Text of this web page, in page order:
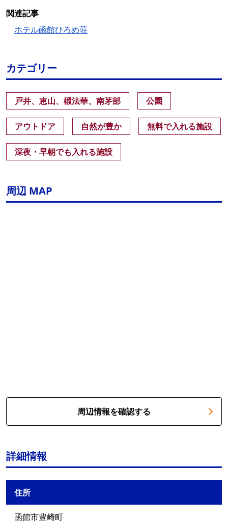
関連記事
ホテル函館ひろめ荘
カテゴリー
戸井、恵山、椴法華、南茅部 公園
アウトドア 自然が豊か 無料で入れる施設
深夜・早朝でも入れる施設
周辺 MAP
周辺情報を確認する
詳細情報
住所
函館市豊崎町